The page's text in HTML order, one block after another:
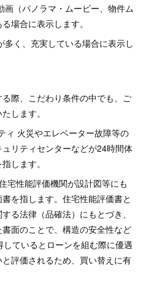
（パノラマ・ムービー、物件ム
場合に表示します。
く、充実している場合に表示し
際、こだわり条件の中でも、ご
します。
ィ 火災やエレベーター故障等の
リティセンターなどが24時間体
します。
宅性能評価機関が設計図等にも
を指します。住宅性能評価書と
る法律（品確法）にもとづき、
面のことで、構造の安全性など
ているとローンを組む際に優遇
評価されるため、買い替えに有